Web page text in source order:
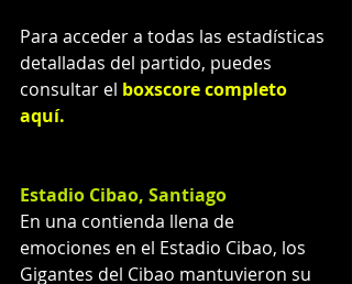
Para acceder a todas las estadísticas
detalladas del partido, puedes
consultar el boxscore completo
aquí.
Estadio Cibao, Santiago
En una contienda llena de
emociones en el Estadio Cibao, los
Gigantes del Cibao mantuvieron su